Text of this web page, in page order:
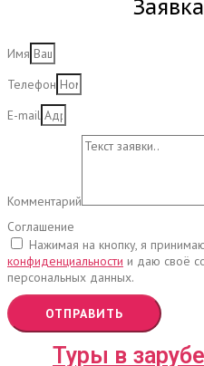
Имя
Телефон
E-mail
Комментарий
Соглашение
Нажимая на кнопку, я
конфиденциальности и даю своё
персональных данных.
ОТПРАВИТЬ
Туры в